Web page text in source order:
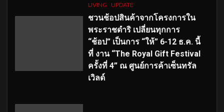
LIVING UPDATE
ชวนช้อปสินค้าจากโครงการใน
พระราชดำริ เปลี่ยนทุกการ
“ช้อป” เป็นการ “ให้” 6-12 ธ.ค. นี้
ที่ งาน “The Royal Gift Festival
ครั้งที่ 4” ณ ศูนย์การค้าเซ็นทรัล
เวิลด์